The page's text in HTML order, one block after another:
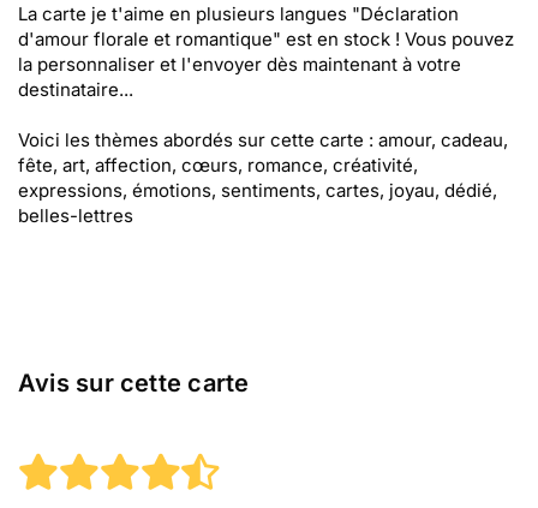
La carte je t'aime en plusieurs langues "Déclaration
d'amour florale et romantique" est en stock ! Vous pouvez
la personnaliser et l'envoyer dès maintenant à votre
destinataire...
Voici les thèmes abordés sur cette carte : amour, cadeau,
fête, art, affection, cœurs, romance, créativité,
expressions, émotions, sentiments, cartes, joyau, dédié,
belles-lettres
Avis sur cette carte